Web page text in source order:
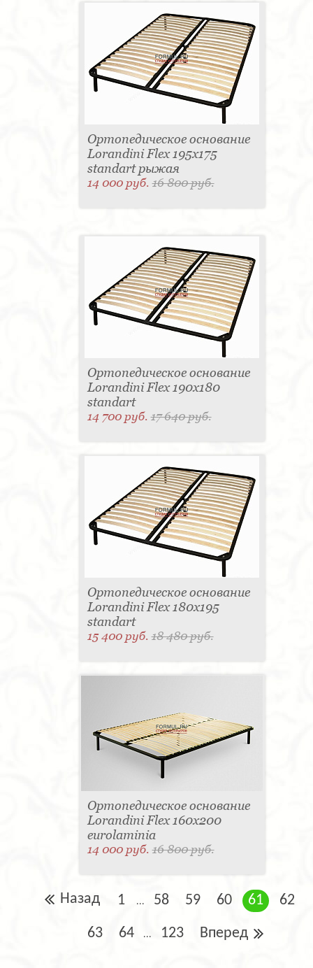
Ортопедическое основание
Lorandini Flex 195x175
standart рыжая
14 000 руб.16 800 руб.
Ортопедическое основание
Lorandini Flex 190x180
standart
14 700 руб.17 640 руб.
Ортопедическое основание
Lorandini Flex 180x195
standart
15 400 руб.18 480 руб.
Ортопедическое основание
Lorandini Flex 160x200
eurolaminia
14 000 руб.16 800 руб.
Назад 1 ... 58 59 60 61 62
63 64 ... 123 Вперед